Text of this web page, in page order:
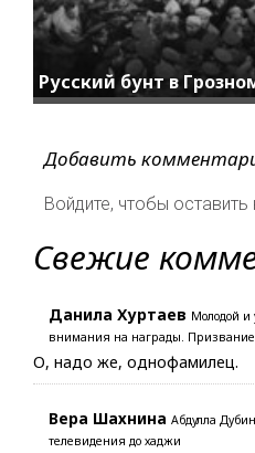
Русский бунт в
Добавить
Войдите, чтобы
Свежие
Данила Хуртаев Молодой
внимания на награды. Призвание
О, надо же, однофамилец.
Вера Шахнина Абдулла Дубин
телевидения до хаджи